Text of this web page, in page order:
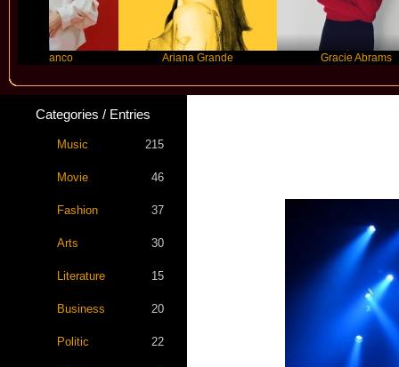
Ariana Grande Gracie Abrams
Categories / Entries
Music 215
Movie 46
Fashion 37
Arts 30
Literature 15
Business 20
Politic 22